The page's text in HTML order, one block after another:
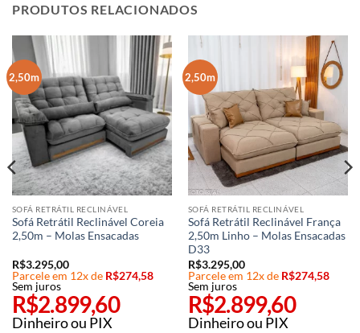
PRODUTOS RELACIONADOS
2,50m
SOFÁ RETRÁTIL RECLINÁVEL
Sofá Retrátil Reclinável Coreia
2,50m – Molas Ensacadas
R$3.295,00
Parcele em 12x de R$274,58
Sem juros
R$2.899,60
Dinheiro ou PIX
2,50m
SOFÁ RETRÁTIL RECLINÁVEL
Sofá Retrátil Reclinável França
2,50m Linho – Molas Ensacadas
D33
R$3.295,00
Parcele em 12x de R$274,58
Sem juros
R$2.899,60
Dinheiro ou PIX